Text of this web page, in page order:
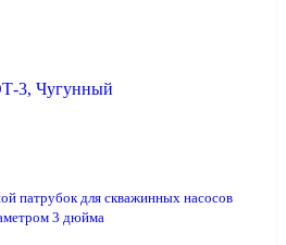
патрубок для скважинных насосов
3 дюйма